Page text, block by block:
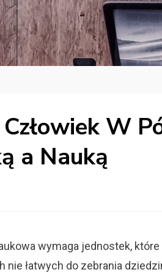
W
a Nauką
wymaga jednostek,
nie łatwych do zebrania